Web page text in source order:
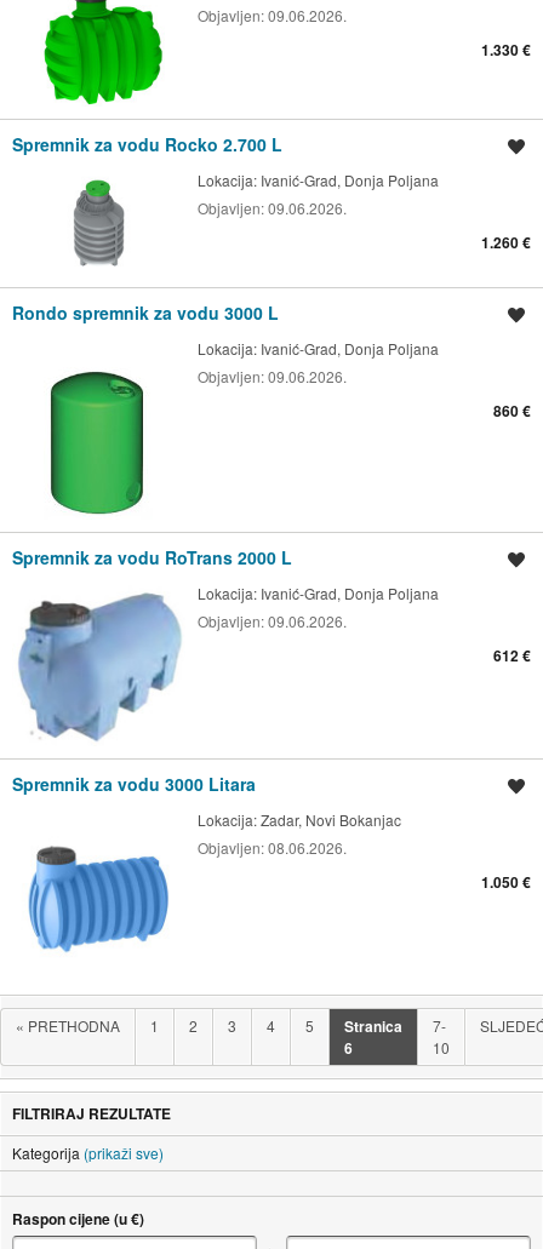
Objavljen:09.06.2026.
1.330 €
Spremnik za vodu Rocko 2.700 L
Lokacija: Ivanić-Grad, Donja Poljana
Objavljen:09.06.2026.
1.260 €
Rondo spremnik za vodu 3000 L
Lokacija: Ivanić-Grad, Donja Poljana
Objavljen:09.06.2026.
860 €
Spremnik za vodu RoTrans 2000 L
Lokacija: Ivanić-Grad, Donja Poljana
Objavljen:09.06.2026.
612 €
Spremnik za vodu 3000 Litara
Lokacija:Zadar, Novi Bokanjac
Objavljen:08.06.2026.
1.050 €
« PRETHODNA 1 2 3 4 5
Stranica
6
7-
10
FILTRIRAJ REZULTATE
Kategorija (prikaži sve)
Raspon cijene (u €)